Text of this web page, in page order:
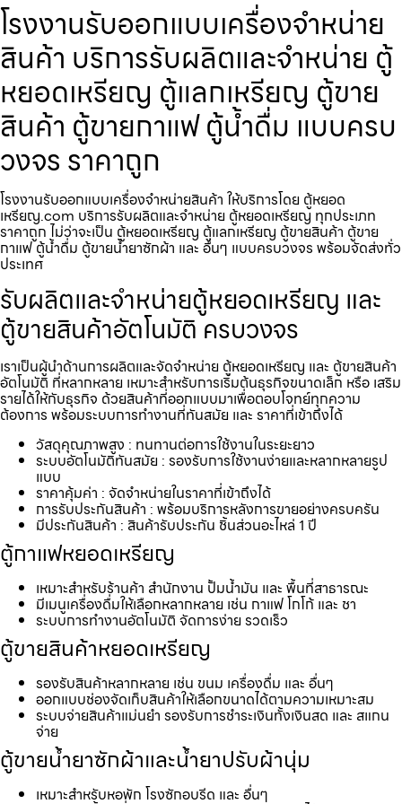
โรงงานรับออกแบบเครื่องจำหน่าย
สินค้า บริการรับผลิตและจำหน่าย ตู้
หยอดเหรียญ ตู้แลกเหรียญ ตู้ขาย
สินค้า ตู้ขายกาแฟ ตู้น้ำดื่ม แบบครบ
วงจร ราคาถูก
โรงงานรับออกแบบเครื่องจำหน่ายสินค้า ให้บริการโดย ตู้หยอด
เหรียญ.com บริการรับผลิตและจำหน่าย ตู้หยอดเหรียญ ทุกประเภท
ราคาถูก ไม่ว่าจะเป็น ตู้หยอดเหรียญ ตู้แลกเหรียญ ตู้ขายสินค้า ตู้ขาย
กาแฟ ตู้น้ำดื่ม ตู้ขายน้ำยาซักผ้า และ อื่นๆ แบบครบวงจร พร้อมจัดส่งทั่ว
ประเทศ
รับผลิตและจำหน่ายตู้หยอดเหรียญ และ
ตู้ขายสินค้าอัตโนมัติ ครบวงจร
เราเป็นผู้นำด้านการผลิตและจัดจำหน่าย ตู้หยอดเหรียญ และ ตู้ขายสินค้า
อัตโนมัติ ที่หลากหลาย เหมาะสำหรับการเริ่มต้นธุรกิจขนาดเล็ก หรือ เสริม
รายได้ให้กับธุรกิจ ด้วยสินค้าที่ออกแบบมาเพื่อตอบโจทย์ทุกความ
ต้องการ พร้อมระบบการทำงานที่ทันสมัย และ ราคาที่เข้าถึงได้
วัสดุคุณภาพสูง : ทนทานต่อการใช้งานในระยะยาว
ระบบอัตโนมัติทันสมัย : รองรับการใช้งานง่ายและหลากหลายรูป
แบบ
ราคาคุ้มค่า : จัดจำหน่ายในราคาที่เข้าถึงได้
การรับประกันสินค้า : พร้อมบริการหลังการขายอย่างครบครัน
มีประกันสินค้า : สินค้ารับประกัน ชิ้นส่วนอะไหล่ 1 ปี
ตู้กาแฟหยอดเหรียญ
เหมาะสำหรับร้านค้า สำนักงาน ปั้มน้ำมัน และ พื้นที่สาธารณะ
มีเมนูเครื่องดื่มให้เลือกหลากหลาย เช่น กาแฟ โกโก้ และ ชา
ระบบการทำงานอัตโนมัติ จัดการง่าย รวดเร็ว
ตู้ขายสินค้าหยอดเหรียญ
รองรับสินค้าหลากหลาย เช่น ขนม เครื่องดื่ม และ อื่นๆ
ออกแบบช่องจัดเก็บสินค้าให้เลือกขนาดได้ตามความเหมาะสม
ระบบจ่ายสินค้าแม่นยำ รองรับการชำระเงินทั้งเงินสด และ สแกน
จ่าย
ตู้ขายน้ำยาซักผ้าและน้ำยาปรับผ้านุ่ม
เหมาะสำหรับหอพัก โรงซักอบรีด และ อื่นๆ